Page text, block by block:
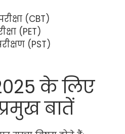
(CBT)
(PET)
(PST)
के लिए
बातें